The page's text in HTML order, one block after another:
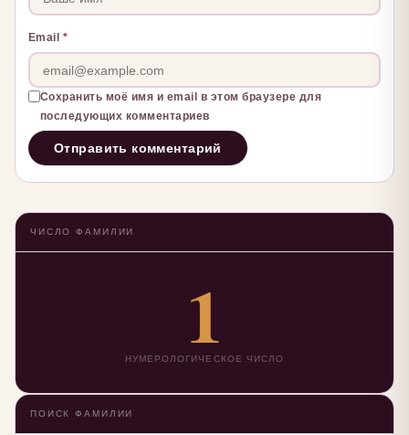
Email *
Сохранить моё имя и email в этом браузере для
последующих комментариев
ЧИСЛО ФАМИЛИИ
1
НУМЕРОЛОГИЧЕСКОЕ ЧИСЛО
ПОИСК ФАМИЛИИ